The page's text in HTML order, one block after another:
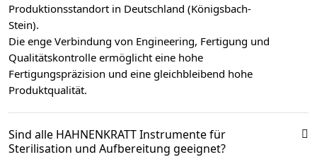
Produktionsstandort in Deutschland (Königsbach-
Stein).
Die enge Verbindung von Engineering, Fertigung und
Qualitätskontrolle ermöglicht eine hohe
Fertigungspräzision und eine gleichbleibend hohe
Produktqualität.
Sind alle HAHNENKRATT Instrumente für
Sterilisation und Aufbereitung geeignet?